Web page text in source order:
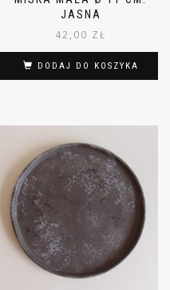
JASNA
42,00 ZŁ
DODAJ DO KOSZYKA